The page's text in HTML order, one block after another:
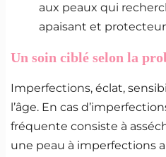
aux peaux qui
apaisant et
Unsoin ciblé selon la
Imperfections, éclat,
l’âge. En cas
fréquente consiste à
une peau à imperfections